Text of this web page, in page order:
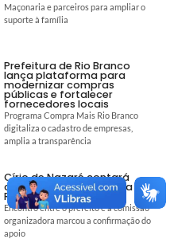
Maçonaria e parceiros para ampliar o
suporte à família
Prefeitura de Rio Branco
lança plataforma para
modernizar compras
públicas e fortalecer
fornecedores locais
Programa Compra Mais Rio Branco
digitaliza o cadastro de empresas,
amplia a transparência
Círio de Nazaré contará
com apoio da Prefeitura de
Rio Branco
Encontro entre o prefeito e a comissão
organizadora marcou a confirmação do
apoio